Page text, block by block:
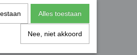
Alles toestaan
Nee, niet akkoord